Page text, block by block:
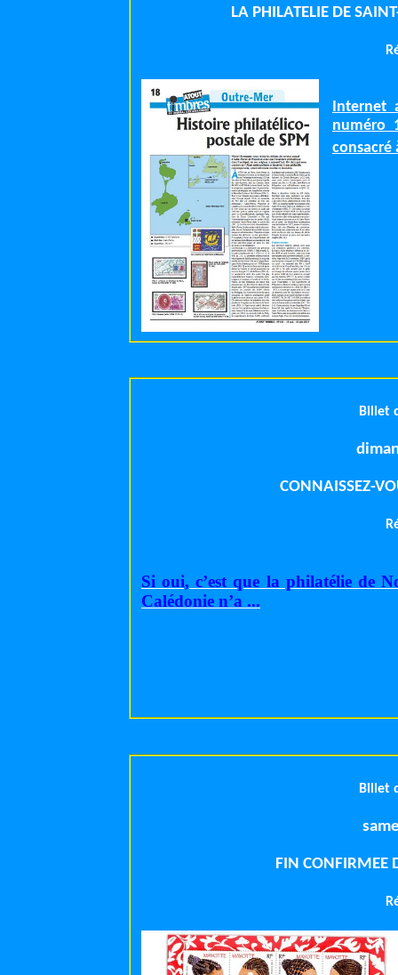
LA PHILATELIE DE
Internet
numéro
Billet
CONNAISSEZ-
Si oui, c’est que la philatélie de
Calédonie n’a ...
Billet
FIN CONFIRMEE